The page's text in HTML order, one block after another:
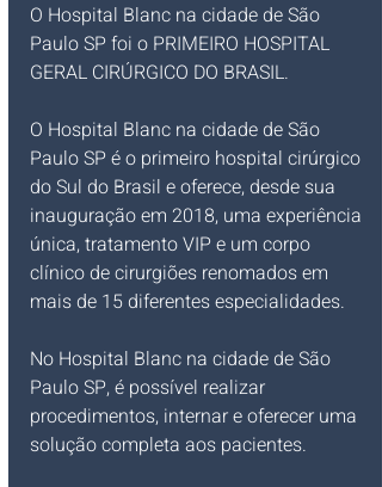
O Hospital Blanc na cidade de São
Paulo SP foi o PRIMEIRO HOSPITAL
GERAL CIRÚRGICO DO BRASIL.
O Hospital Blanc na cidade de São
Paulo SP é o primeiro hospital cirúrgico
do Sul do Brasil e oferece, desde sua
inauguração em 2018, uma experiência
única, tratamento VIP e um corpo
clínico de cirurgiões renomados em
mais de 15 diferentes especialidades.
No Hospital Blanc na cidade de São
Paulo SP, é possível realizar
procedimentos, internar e oferecer uma
solução completa aos pacientes.